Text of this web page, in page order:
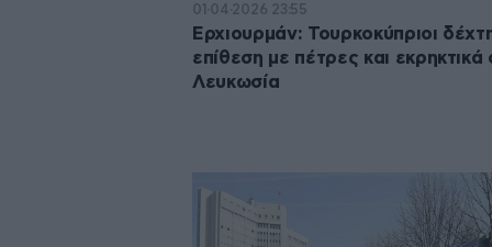
01·04·2026 23:55
Ερχιουρμάν: Τουρκοκύπριοι
επίθεση με πέτρες και εκρηκτικά
Λευκωσία